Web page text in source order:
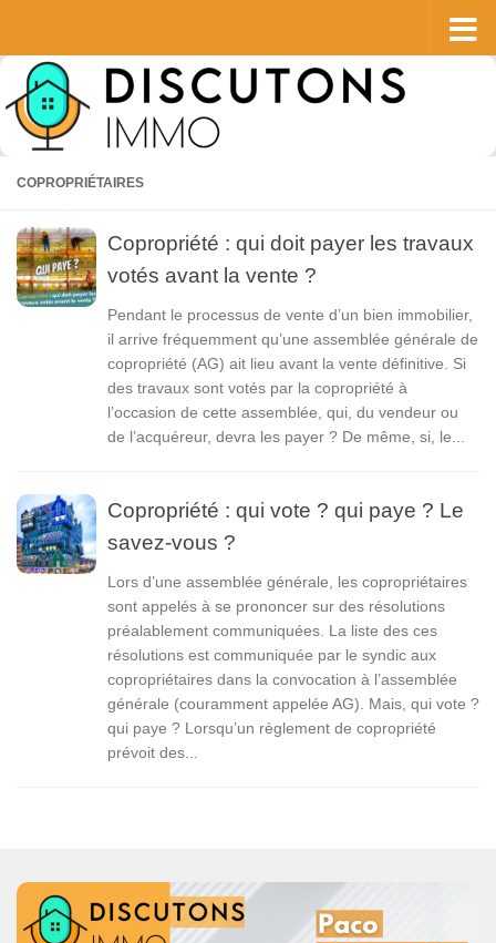
COPROPRIÉTAIRES
Copropriété : qui doit payer les travaux
votés avant la vente ?
Pendant le processus de vente d’un bien immobilier,
il arrive fréquemment qu’une assemblée générale de
copropriété (AG) ait lieu avant la vente définitive. Si
des travaux sont votés par la copropriété à
l’occasion de cette assemblée, qui, du vendeur ou
de l’acquéreur, devra les payer ? De même, si, le...
Copropriété : qui vote ? qui paye ? Le
savez-vous ?
Lors d’une assemblée générale, les copropriétaires
sont appelés à se prononcer sur des résolutions
préalablement communiquées. La liste des ces
résolutions est communiquée par le syndic aux
copropriétaires dans la convocation à l’assemblée
générale (couramment appelée AG). Mais, qui vote ?
qui paye ? Lorsqu’un règlement de copropriété
prévoit des...